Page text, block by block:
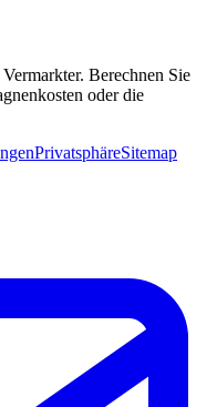
Berechnen Sie
oder die
PrivatsphäreSitemap